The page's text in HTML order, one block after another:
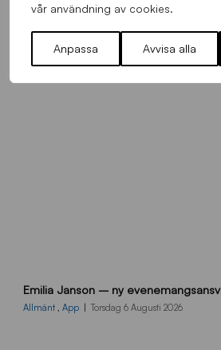
vår användning av cookies.
Anpassa Avvisa alla
0
0
Emilia Janson – ny
Allmänt App Torsdag 6 Augusti 2026